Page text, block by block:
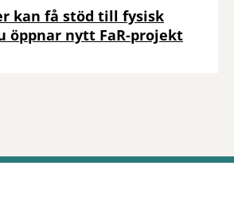
kan få stöd till fysisk
öppnar nytt FaR-projekt
delningsalternativ.